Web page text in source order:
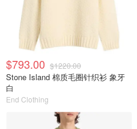
$793.00 $1220.00
Stone Island 棉质毛圈针织衫 象牙
白
End Clothing